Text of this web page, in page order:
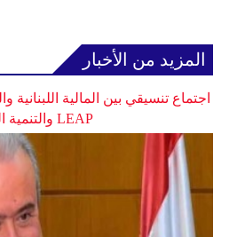
المزيد من الأخبار
اجتماع تنسيقي بين المالية اللبنانية
LEAP والتنمية الرقمية